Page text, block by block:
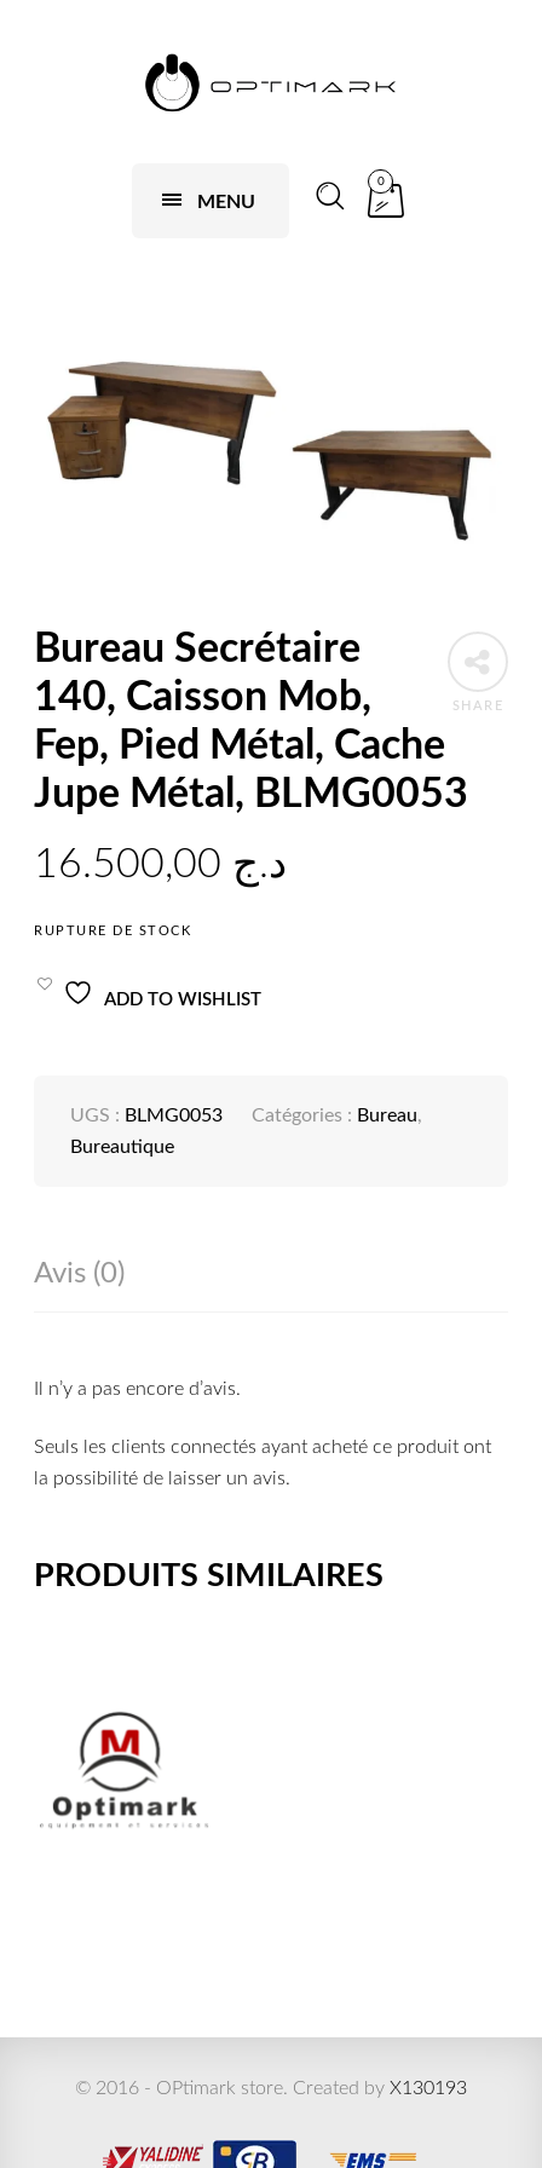
MENU
0
SHARE
Bureau Secrétaire
140, Caisson Mob,
Fep, Pied Métal, Cache
Jupe Métal, BLMG0053
د.ج
RUPTURE DE STOCK
ADD TO WISHLIST
UGS : BLMG0053 Catégories : Bureau,
Bureautique
Avis (0)
Il n’y a pas encore d’avis.
Seuls les clients connectés ayant acheté ce produit ont
la possibilité de laisser un avis.
PRODUITS SIMILAIRES
© 2016 - OPtimark store. Created by X130193